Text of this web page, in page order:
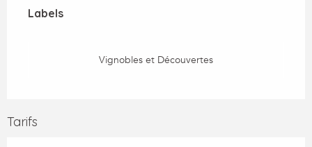
Labels
Labels
Vignobles et Découvertes
Tarifs